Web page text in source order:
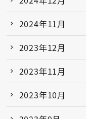
2024年11月
2023年12月
2023年11月
2023年10月